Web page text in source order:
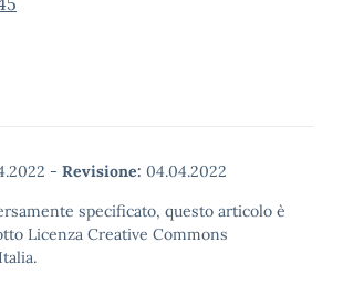
- Revisione: 04.04.2022
specificato, questo articolo è
Licenza Creative Commons